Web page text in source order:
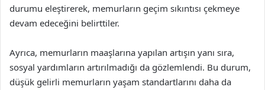
durumu eleştirerek, memurların geçim sıkıntısı çekmeye
devam edeceğini belirttiler.
Ayrıca, memurların maaşlarına yapılan artışın yanı sıra,
sosyal yardımların artırılmadığı da gözlemlendi. Bu durum,
düşük gelirli memurların yaşam standartlarını daha da